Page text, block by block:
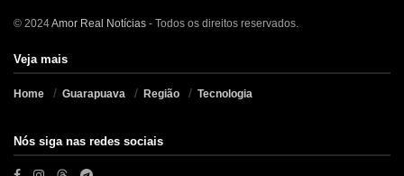
© 2024Amor Real Notícias - Todos os direitos reservados.
Veja mais
Home Guarapuava Região Tecnologia
Nós siga nas redes sociais